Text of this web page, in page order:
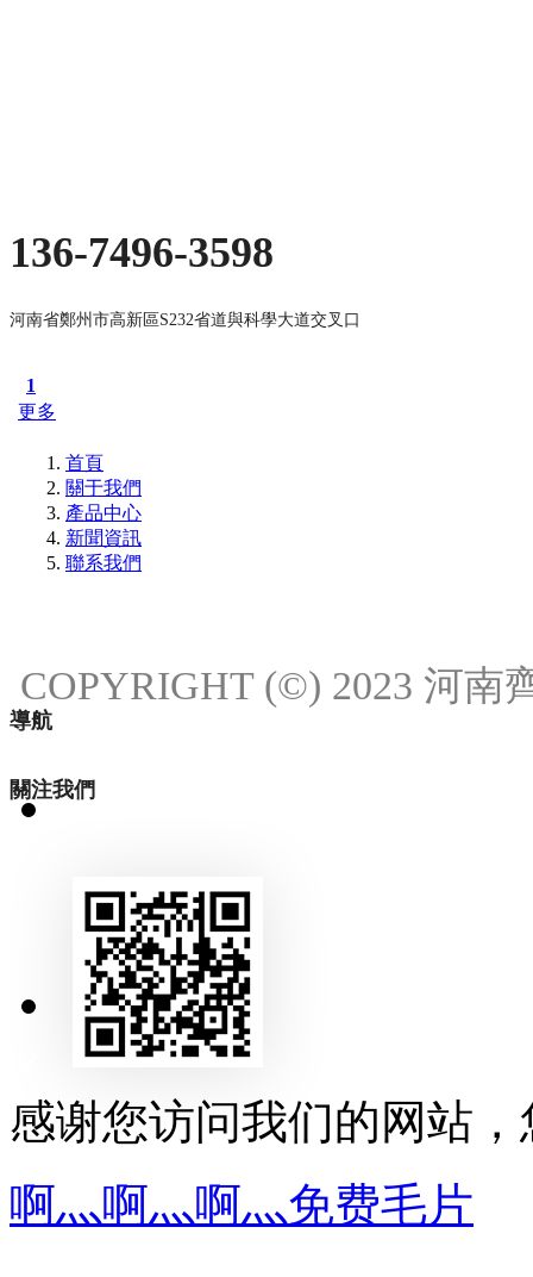
136-7496-3598
河南省鄭州市高新區S232省道與科學大道交叉口
1
更多
首頁
關于我們
產品中心
新聞資訊
聯系我們
導航
關注我們
COPYRIGHT (©) 2023 河南
18537111214
18537111214
发送邮件
感谢您访问我们的网站
啊灬啊灬啊灬免费毛片